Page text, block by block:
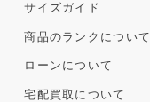
サイズガイド
商品のランクについて
ローンについて
宅配買取について